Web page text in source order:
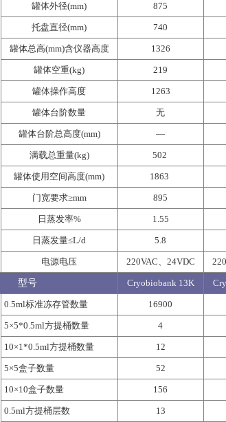
罐体外径(mm) 875
托盘直径(mm) 740
罐体总高(mm)含仪器高度 1326
罐体空重(kg) 219
罐体操作高度 1263
罐体台阶数量 无
罐体台阶总高度(mm) —
满载总重量(kg) 502
罐体使用空间高度(mm) 1863
门宽要求≥mm 895
日蒸发率% 1.55
日蒸发量≤L/d 5.8
电源电压 220VAC、24VDC
型号 Cryobiobank 13K
0.5ml标准冻存管数量 16900
5×5*0.5ml方提桶数量 4
10×1*0.5ml方提桶数量 12
5×5盒子数量 52
10×10盒子数量 156
0.5ml方提桶层数 13